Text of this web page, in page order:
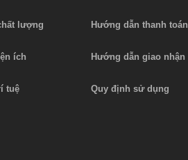
lượng
ích
tuệ
Hướng dẫn thanh toán
Hướng dẫn giao nhận
Quy định sử dụng